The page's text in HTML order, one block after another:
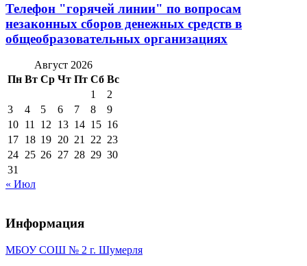
Телефон "горячей линии" по вопросам
незаконных сборов денежных средств в
общеобразовательных организациях
Август 2026
Пн Вт Ср Чт Пт Сб Вс
1
2
3
4 5 6 7 8
9
10 11 12 13 14 15 16
17 18 19 20 21 22 23
24 25 26 27 28 29 30
31
« Июл
Информация
МБОУ СОШ № 2 г. Шумерля